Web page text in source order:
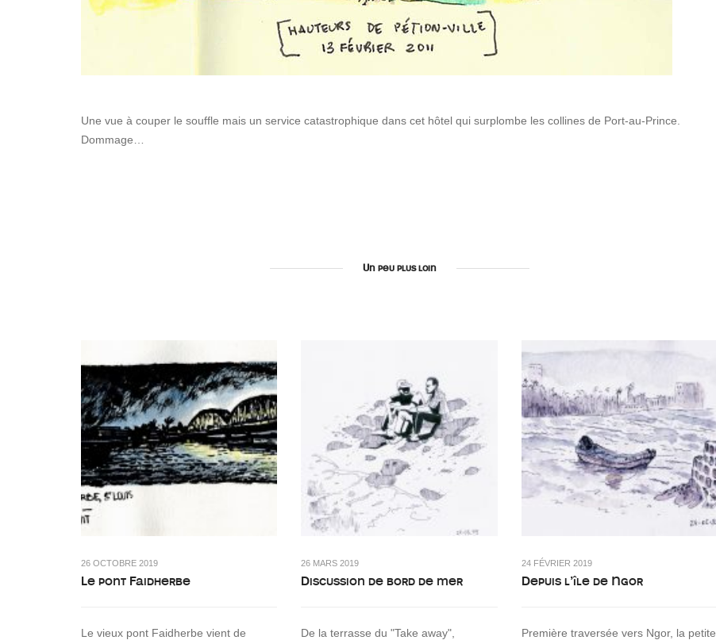
Une vue à couper le souffle mais un service catastrophique dans cet hôtel qui surplombe les collines de Port-au-Prince.
Dommage…
Un peu plus loin
26 OCTOBRE 2019
Le pont Faidherbe
Le vieux pont Faidherbe vient de
26 MARS 2019
Discussion de bord de mer
De la terrasse du "Take away",
24 FÉVRIER 2019
Depuis l’île de Ngor
Première traversée vers Ngor, la petite